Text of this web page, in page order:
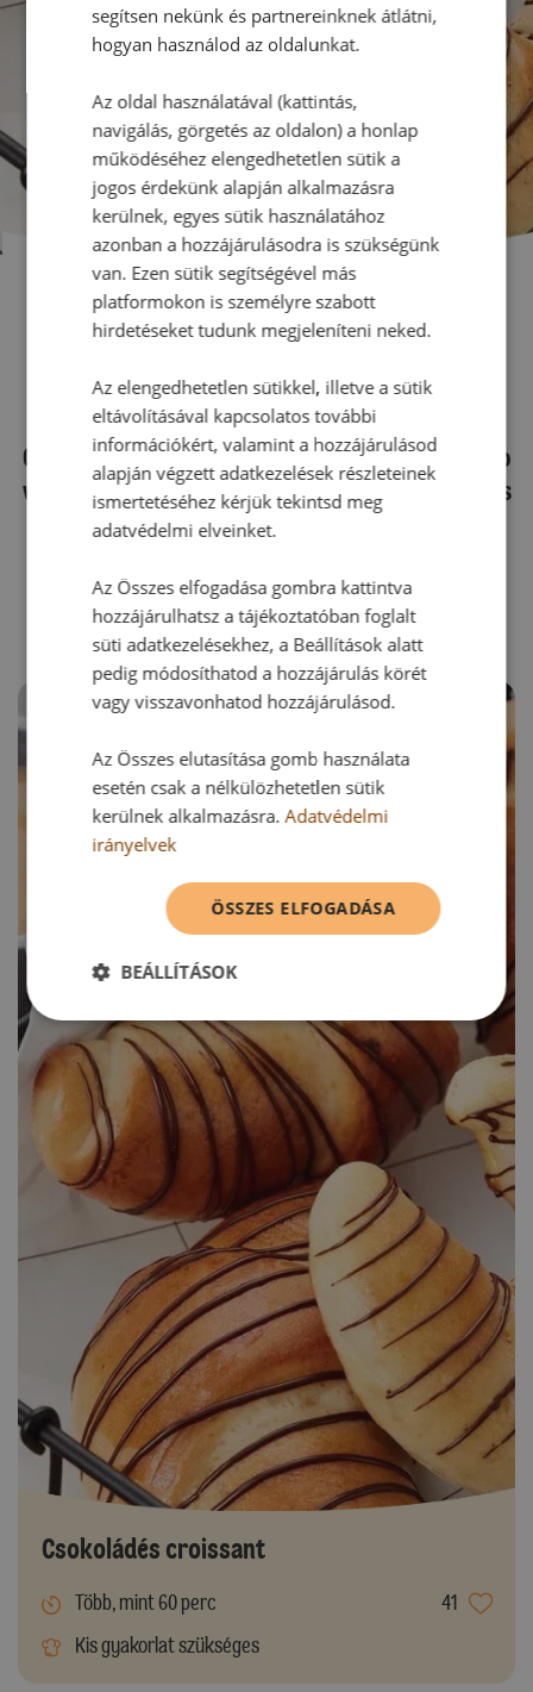
CROiSSANT-OK
Croissant-ok - Válogass a sütnijó!-n az nehezebb
vagy egyszerű croissant receptek között, biztos
találsz neked valót!
Csokoládés croissant
Több, mint 60 perc
41
Kis gyakorlat szükséges
segítsen nekünk és partnereinknek átlátni,
hogyan használod az oldalunkat.
Az oldal használatával (kattintás,
navigálás, görgetés az oldalon) a honlap
működéséhez elengedhetetlen sütik a
jogos érdekünk alapján alkalmazásra
kerülnek, egyes sütik használatához
azonban a hozzájárulásodra is szükségünk
van. Ezen sütik segítségével más
platformokon is személyre szabott
hirdetéseket tudunk megjeleníteni neked.
Az elengedhetetlen sütikkel, illetve a sütik
eltávolításával kapcsolatos további
információkért, valamint a hozzájárulásod
alapján végzett adatkezelések részleteinek
ismertetéséhez kérjük tekintsd meg
adatvédelmi elveinket.
Az Összes elfogadása gombra kattintva
hozzájárulhatsz a tájékoztatóban foglalt
süti adatkezelésekhez, a Beállítások alatt
pedig módosíthatod a hozzájárulás körét
vagy visszavonhatod hozzájárulásod.
Az Összes elutasítása gomb használata
esetén csak a nélkülözhetetlen sütik
kerülnek alkalmazásra.Adatvédelmi
irányelvek
ÖSSZES ELFOGADÁSA
BEÁLLÍTÁSOK